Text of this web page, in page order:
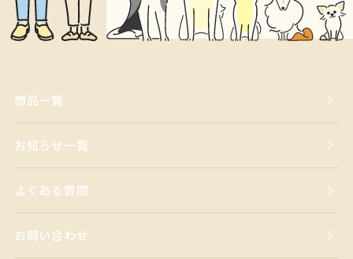
商品一覧
お知らせ一覧
よくある質問
お問い合わせ